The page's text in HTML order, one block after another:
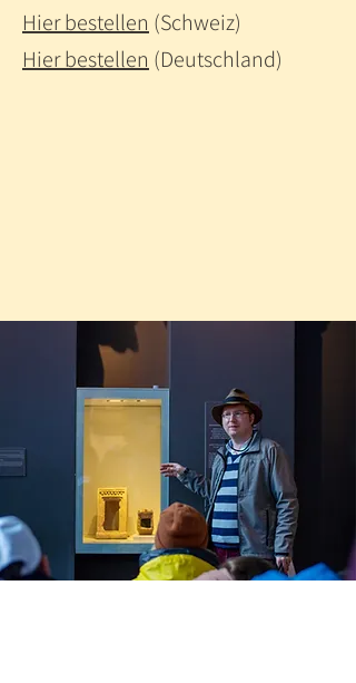
Hier bestellen (Schweiz)
Hier bestellen (Deutschland)